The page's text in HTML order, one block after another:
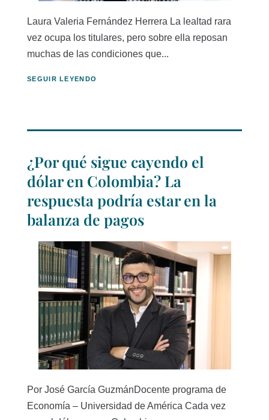
Laura Valeria Fernández Herrera La lealtad rara
vez ocupa los titulares, pero sobre ella reposan
muchas de las condiciones que...
SEGUIR LEYENDO
¿Por qué sigue cayendo el
dólar en Colombia? La
respuesta podría estar en la
balanza de pagos
Por José García GuzmánDocente programa de
Economía – Universidad de América Cada vez